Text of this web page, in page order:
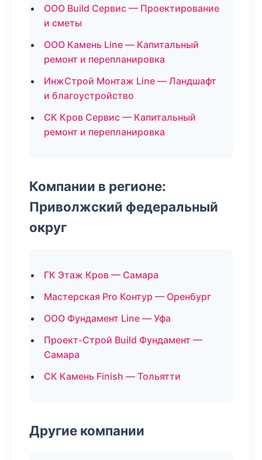
ООО Build Сервис — Проектирование
и сметы
ООО Камень Line — Капитальный
ремонт и перепланировка
ИнжСтрой Монтаж Line — Ландшафт
и благоустройство
СК Кров Сервис — Капитальный
ремонт и перепланировка
Компании в регионе:
Приволжский федеральный
округ
ГК Этаж Кров — Самара
Мастерская Pro Контур — Оренбург
ООО Фундамент Line — Уфа
Проект-Строй Build Фундамент —
Самара
СК Камень Finish — Тольятти
Другие компании